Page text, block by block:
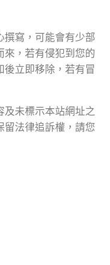
撰寫，可能會有少部
來，若有侵犯到您的
後立即移除，若有冒
及未標示本站網址之
留法律追訴權，請您